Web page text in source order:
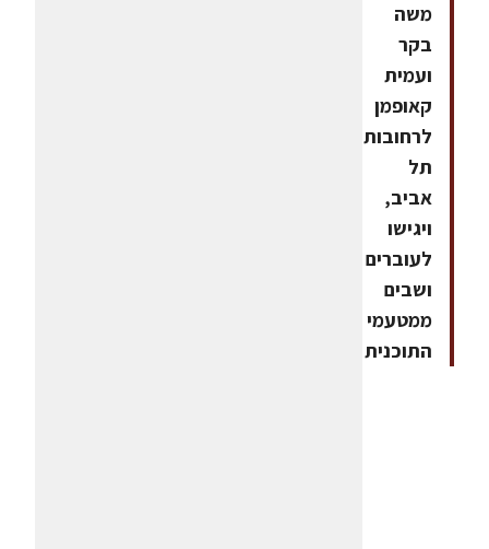
משה
בקר
ועמית
קאופמן
לרחובות
תל
אביב,
ויגישו
לעוברים
ושבים
ממטעמי
התוכנית